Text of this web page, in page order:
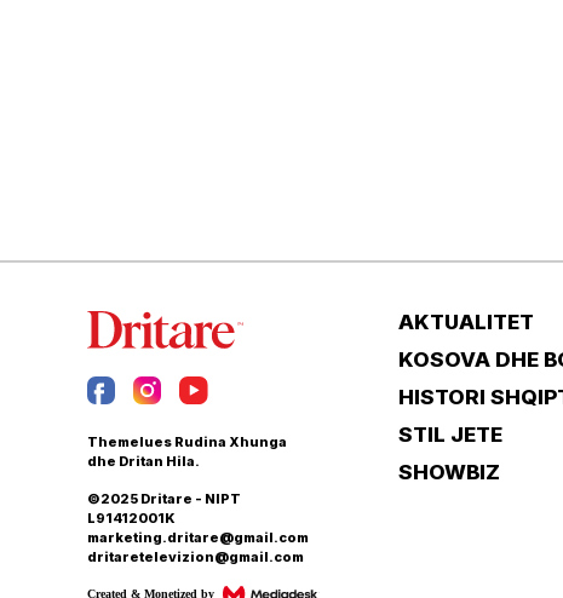
Themelues Rudina Xhunga
dhe Dritan Hila.
©2025 Dritare - NIPT
L91412001K
marketing.dritare@gmail.com
dritaretelevizion@gmail.com
Created & Monetized by
AKTUALITET
KOSOVA DHE
HISTORI
STIL JETE
SHOWBIZ